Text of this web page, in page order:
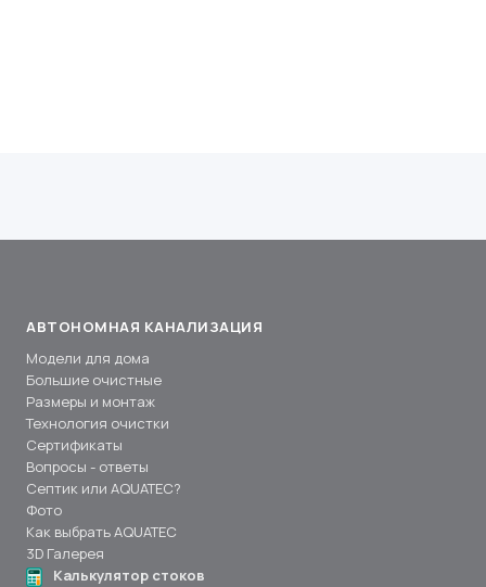
АВТОНОМНАЯ КАНАЛИЗАЦИЯ
Модели для дома
Большие очистные
Размеры и монтаж
Технология очистки
Сертификаты
Вопросы - ответы
Септик или AQUATEC?
Фото
Как выбрать AQUATEC
3D Галерея
Калькулятор стоков